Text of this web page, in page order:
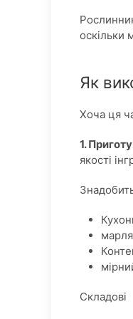
оскільки
Як
Хоча ця
1.
якості
марля
Складові